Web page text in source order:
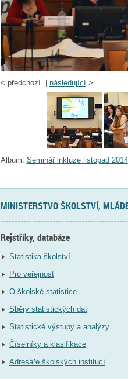
< předchozí | následující>
Album: Seminář inkluze listopad 2014
MINISTERSTVO ŠKOLSTVÍ,
Rejstříky, databáze
Statistika školství
Pro veřejnost
O školské statistice
Sběry statistických dat
Statistické výstupy a analýzy
Číselníky a klasifikace
Adresáře školských institucí